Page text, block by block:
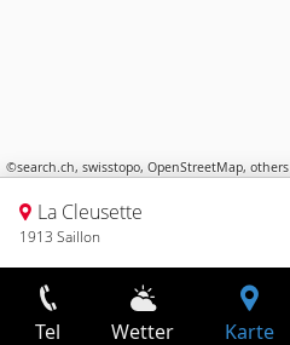
©search.ch, swisstopo, OpenStreetMap, others
La Cleusette
1913 Saillon
Tel Wetter Karte